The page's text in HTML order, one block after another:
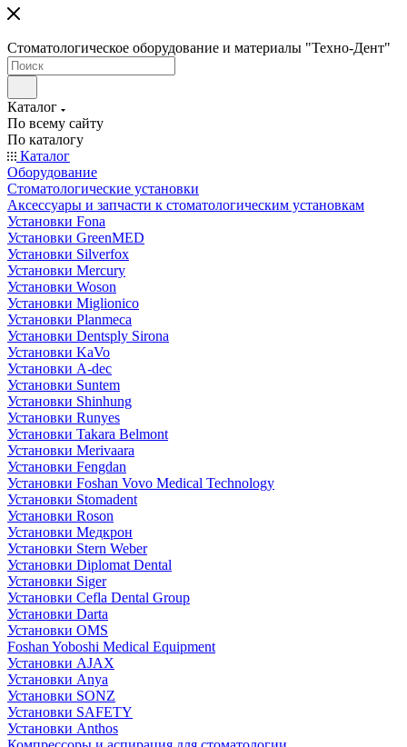
Стоматологическое оборудование и материалы "Техно-Дент"
Каталог
По всему сайту
По каталогу
Каталог
Оборудование
Стоматологические установки
Аксессуары и запчасти к стоматологическим установкам
Установки Fona
Установки GreenMED
Установки Silverfox
Установки Mercury
Установки Woson
Установки Miglionico
Установки Planmeca
Установки Dentsply Sirona
Установки KaVo
Установки A-dec
Установки Suntem
Установки Shinhung
Установки Runyes
Установки Takara Belmont
Установки Merivaara
Установки Fengdan
Установки Foshan Vovo Medical Technology
Установки Stomadent
Установки Roson
Установки Медкрон
Установки Stern Weber
Установки Diplomat Dental
Установки Siger
Установки Cefla Dental Group
Установки Darta
Установки OMS
Foshan Yoboshi Medical Equipment
Установки AJAX
Установки Anya
Установки SONZ
Установки SAFETY
Установки Anthos